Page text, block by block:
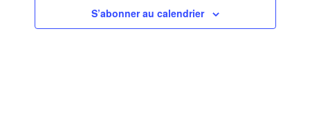
S’abonner au calendrier